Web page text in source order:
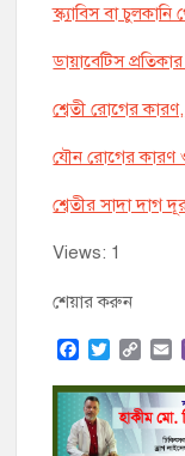
স্ক্যাবিস বা
ডায়াবেটিস
শ্বেতী রোগের
যৌন রোগের কারণ
শ্বেতীর সাদা দাগ
Views: 1
শেয়ার করুন
F
c
e
b
T
i
t
t
C
p
y
E
a
i
l